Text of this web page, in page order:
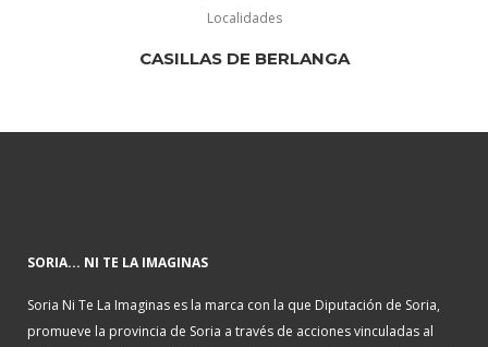
Localidades
CASILLAS DE BERLANGA
SORIA... NI TE LA IMAGINAS
Soria Ni Te La Imaginas es la marca con la que Diputación de Soria,
promueve la provincia de Soria a través de acciones vinculadas al